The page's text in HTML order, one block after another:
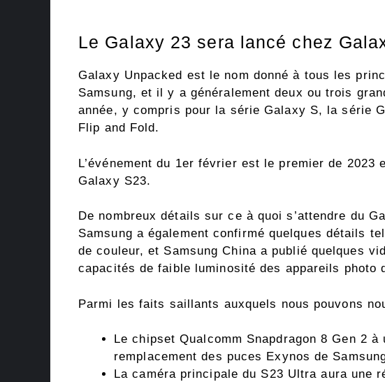
Le Galaxy 23 sera lancé chez
Galaxy Unpacked est le nom donné à tous les
Samsung, et il y a généralement deux ou trois
année, y compris pour la série Galaxy S, la série
Flip and Fold.
L’événement du 1er février est le premier de
Galaxy S23.
De nombreux détails sur ce à quoi s’attendre du
Samsung a également confirmé quelques détails
de couleur, et Samsung China a publié quelques
capacités de faible luminosité des appareils photo
Parmi les faits saillants auxquels nous pouvons
Le chipset Qualcomm Snapdragon 8 Gen 2
remplacement des puces Exynos de
La caméra principale du S23 Ultra aura une